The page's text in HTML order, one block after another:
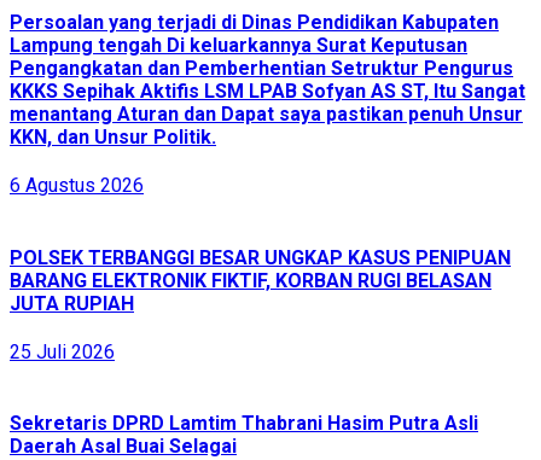
Persoalan yang terjadi di Dinas Pendidikan Kabupaten
Lampung tengah Di keluarkannya Surat Keputusan
Pengangkatan dan Pemberhentian Setruktur Pengurus
KKKS Sepihak Aktifis LSM LPAB Sofyan AS ST, Itu Sangat
menantang Aturan dan Dapat saya pastikan penuh Unsur
KKN, dan Unsur Politik.
6 Agustus 2026
POLSEK TERBANGGI BESAR UNGKAP KASUS PENIPUAN
BARANG ELEKTRONIK FIKTIF, KORBAN RUGI BELASAN
JUTA RUPIAH
25 Juli 2026
Sekretaris DPRD Lamtim Thabrani Hasim Putra Asli
Daerah Asal Buai Selagai